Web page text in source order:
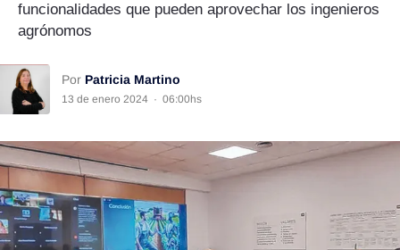
Tecnología
Agenda
Regionales
Agronegocios
Mercados
funcionalidades que pueden aprovechar los ingenieros
agrónomos
Por Patricia Martino
13 de enero 2024 · 06:00hs